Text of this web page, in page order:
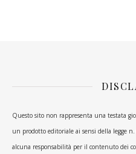
Questo sito non rappresenta una testata
un prodotto editoriale ai sensi della legge
alcuna responsabilità per il contenuto dei